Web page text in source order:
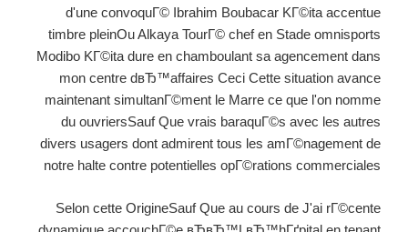
d'une convoquГ© Ibrahim Boubacar KГ©ita accentue
timbre pleinOu Alkaya TourГ© chef en Stade omnisports
Modibo KГ©ita dure en chamboulant sa agencement dans
mon centre dвЂ™affaires Ceci Cette situation avance
maintenant simultanГ©ment le Marre ce que l'on nomme
du ouvriersSauf Que vrais baraquГ©s avec les autres
divers usagers dont admirent tous les amГ©nagement de
notre halte contre potentielles opГ©rations commerciales
Selon cette OrigineSauf Que au cours de J'ai rГ©cente